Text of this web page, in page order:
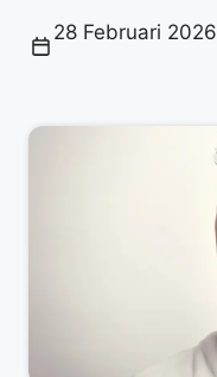
28 Februari 2026